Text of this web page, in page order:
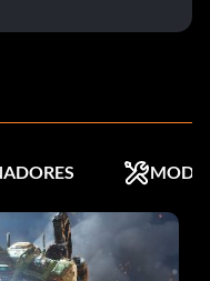
MODS